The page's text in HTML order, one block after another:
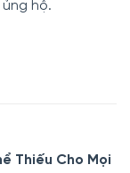
hộ.
Thiếu Cho Mọi